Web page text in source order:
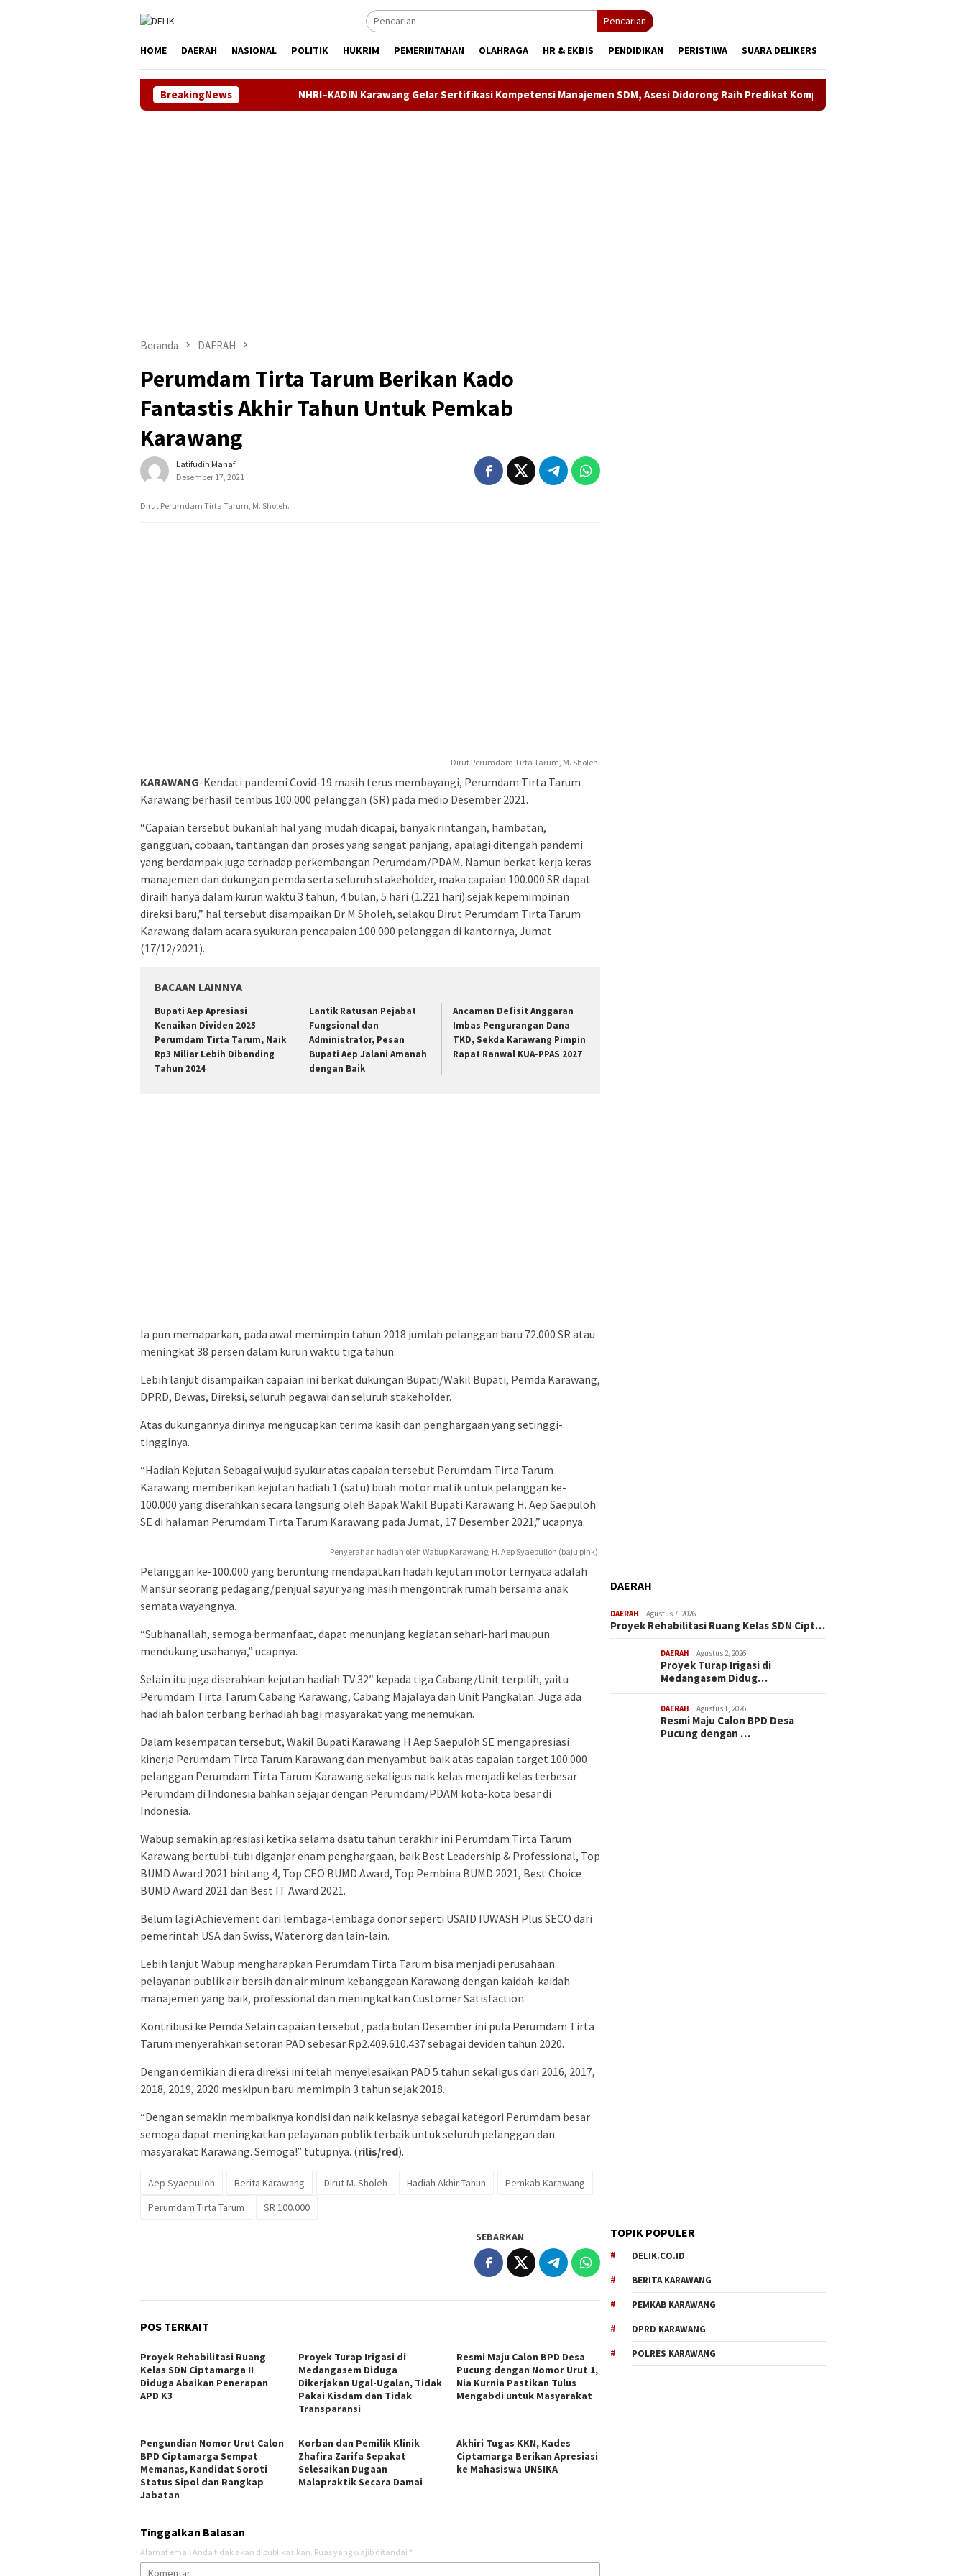
Pencarian
HOME DAERAH NASIONAL POLITIK HUKRIM PEMERINTAHAN OLAHRAGA HR & EKBIS PENDIDIKAN PERISTIWA SUARA DELIKERS
BreakingNewsNHRI–KADIN Karawang Gelar Sertifikasi Kompetensi Manajemen SDM, Asesi Didorong Raih Predikat Kompeten Sinergi ASOKA Bersama KADIN
Beranda DAERAH
Perumdam Tirta Tarum Berikan Kado
Fantastis Akhir Tahun Untuk Pemkab
Karawang
Latifudin Manaf
Desember 17, 2021
Dirut Perumdam Tirta Tarum, M. Sholeh.
Dirut Perumdam Tirta Tarum, M. Sholeh.
KARAWANG-Kendati pandemi Covid-19 masih terus membayangi, Perumdam Tirta Tarum
Karawang berhasil tembus 100.000 pelanggan (SR) pada medio Desember 2021.
“Capaian tersebut bukanlah hal yang mudah dicapai, banyak rintangan, hambatan,
gangguan, cobaan, tantangan dan proses yang sangat panjang, apalagi ditengah pandemi
yang berdampak juga terhadap perkembangan Perumdam/PDAM. Namun berkat kerja keras
manajemen dan dukungan pemda serta seluruh stakeholder, maka capaian 100.000 SR dapat
diraih hanya dalam kurun waktu 3 tahun, 4 bulan, 5 hari (1.221 hari) sejak kepemimpinan
direksi baru,” hal tersebut disampaikan Dr M Sholeh, selakqu Dirut Perumdam Tirta Tarum
Karawang dalam acara syukuran pencapaian 100.000 pelanggan di kantornya, Jumat
(17/12/2021).
BACAAN LAINNYA
Bupati Aep Apresiasi
Kenaikan Dividen 2025
Perumdam Tirta Tarum, Naik
Rp3 Miliar Lebih Dibanding
Tahun 2024
Lantik Ratusan Pejabat
Fungsional dan
Administrator, Pesan
Bupati Aep Jalani Amanah
dengan Baik
Ancaman Defisit Anggaran
Imbas Pengurangan Dana
TKD, Sekda Karawang Pimpin
Rapat Ranwal KUA-PPAS 2027
Ia pun memaparkan, pada awal memimpin tahun 2018 jumlah pelanggan baru 72.000 SR atau
meningkat 38 persen dalam kurun waktu tiga tahun.
Lebih lanjut disampaikan capaian ini berkat dukungan Bupati/Wakil Bupati, Pemda Karawang,
DPRD, Dewas, Direksi, seluruh pegawai dan seluruh stakeholder.
Atas dukungannya dirinya mengucapkan terima kasih dan penghargaan yang setinggi-
tingginya.
“Hadiah Kejutan Sebagai wujud syukur atas capaian tersebut Perumdam Tirta Tarum
Karawang memberikan kejutan hadiah 1 (satu) buah motor matik untuk pelanggan ke-
100.000 yang diserahkan secara langsung oleh Bapak Wakil Bupati Karawang H. Aep Saepuloh
SE di halaman Perumdam Tirta Tarum Karawang pada Jumat, 17 Desember 2021,” ucapnya.
Penyerahan hadiah oleh Wabup Karawang, H. Aep Syaepulloh (baju pink).
Pelanggan ke-100.000 yang beruntung mendapatkan hadah kejutan motor ternyata adalah
Mansur seorang pedagang/penjual sayur yang masih mengontrak rumah bersama anak
semata wayangnya.
“Subhanallah, semoga bermanfaat, dapat menunjang kegiatan sehari-hari maupun
mendukung usahanya,” ucapnya.
Selain itu juga diserahkan kejutan hadiah TV 32″ kepada tiga Cabang/Unit terpilih, yaitu
Perumdam Tirta Tarum Cabang Karawang, Cabang Majalaya dan Unit Pangkalan. Juga ada
hadiah balon terbang berhadiah bagi masyarakat yang menemukan.
Dalam kesempatan tersebut, Wakil Bupati Karawang H Aep Saepuloh SE mengapresiasi
kinerja Perumdam Tirta Tarum Karawang dan menyambut baik atas capaian target 100.000
pelanggan Perumdam Tirta Tarum Karawang sekaligus naik kelas menjadi kelas terbesar
Perumdam di Indonesia bahkan sejajar dengan Perumdam/PDAM kota-kota besar di
Indonesia.
Wabup semakin apresiasi ketika selama dsatu tahun terakhir ini Perumdam Tirta Tarum
Karawang bertubi-tubi diganjar enam penghargaan, baik Best Leadership & Professional, Top
BUMD Award 2021 bintang 4, Top CEO BUMD Award, Top Pembina BUMD 2021, Best Choice
BUMD Award 2021 dan Best IT Award 2021.
Belum lagi Achievement dari lembaga-lembaga donor seperti USAID IUWASH Plus SECO dari
pemerintah USA dan Swiss, Water.org dan lain-lain.
Lebih lanjut Wabup mengharapkan Perumdam Tirta Tarum bisa menjadi perusahaan
pelayanan publik air bersih dan air minum kebanggaan Karawang dengan kaidah-kaidah
manajemen yang baik, professional dan meningkatkan Customer Satisfaction.
Kontribusi ke Pemda Selain capaian tersebut, pada bulan Desember ini pula Perumdam Tirta
Tarum menyerahkan setoran PAD sebesar Rp2.409.610.437 sebagai deviden tahun 2020.
Dengan demikian di era direksi ini telah menyelesaikan PAD 5 tahun sekaligus dari 2016, 2017,
2018, 2019, 2020 meskipun baru memimpin 3 tahun sejak 2018.
“Dengan semakin membaiknya kondisi dan naik kelasnya sebagai kategori Perumdam besar
semoga dapat meningkatkan pelayanan publik terbaik untuk seluruh pelanggan dan
masyarakat Karawang. Semoga!” tutupnya. (rilis/red).
Aep Syaepulloh Berita Karawang Dirut M. Sholeh Hadiah Akhir Tahun
Pemkab Karawang
Perumdam Tirta Tarum
SR 100.000
SEBARKAN
POS TERKAIT
Proyek Rehabilitasi Ruang
Kelas SDN Ciptamarga II
Diduga Abaikan Penerapan
APD K3
Proyek Turap Irigasi di
Medangasem Diduga
Dikerjakan Ugal-Ugalan, Tidak
Pakai Kisdam dan Tidak
Transparansi
Resmi Maju Calon BPD Desa
Pucung dengan Nomor Urut 1,
Nia Kurnia Pastikan Tulus
Mengabdi untuk Masyarakat
Pengundian Nomor Urut Calon
BPD Ciptamarga Sempat
Memanas, Kandidat Soroti
Status Sipol dan Rangkap
Jabatan
Korban dan Pemilik Klinik
Zhafira Zarifa Sepakat
Selesaikan Dugaan
Malapraktik Secara Damai
Akhiri Tugas KKN, Kades
Ciptamarga Berikan Apresiasi
ke Mahasiswa UNSIKA
Tinggalkan Balasan
Alamat email Anda tidak akan dipublikasikan. Ruas yang wajib ditandai *
DAERAH
DAERAH Agustus 7, 2026
Proyek Rehabilitasi Ruang Kelas SDN Cipt…
DAERAH Agustus 2, 2026
Proyek Turap Irigasi di
Medangasem Didug…
DAERAH Agustus 1, 2026
Resmi Maju Calon BPD Desa
Pucung dengan …
TOPIK POPULER
DELIK.CO.ID
BERITA KARAWANG
PEMKAB KARAWANG
DPRD KARAWANG
POLRES KARAWANG